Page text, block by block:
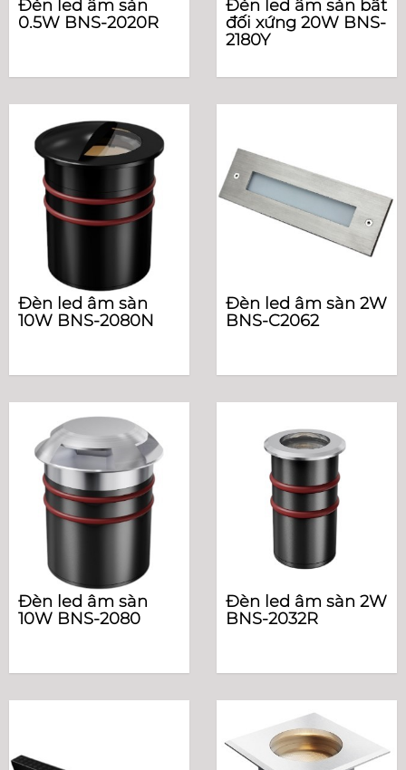
Đèn led âm sàn
0.5W BNS-2020R
Đèn led âm sàn bất
đối xứng 20W BNS-
2180Y
Đèn led âm sàn
10W BNS-2080N
Đèn led âm sàn 2W
BNS-C2062
Đèn led âm sàn
10W BNS-2080
Đèn led âm sàn 2W
BNS-2032R